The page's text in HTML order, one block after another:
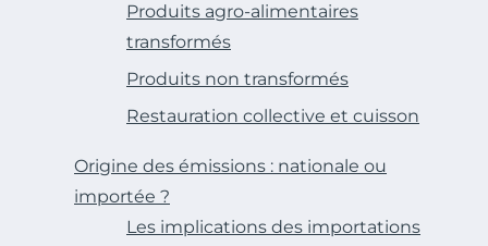
Produits agro-alimentaires
transformés
Produits non transformés
Restauration collective et cuisson
Origine des émissions : nationale ou
importée ?
Les implications des importations